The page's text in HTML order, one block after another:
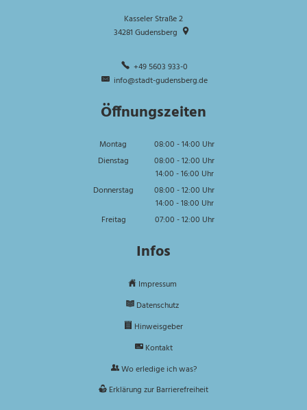
Kasseler Straße 2
34281 Gudensberg
+49 5603 933-0
info@stadt-gudensberg.de
Öffnungszeiten
Montag 08:00 -14:00 Uhr
Von 08:00 bis 14:00 Uhr
Dienstag 08:00 -12:00 Uhr
Von 08:00 bis 12:00 Uhr
14:00 -16:00 Uhr
Von 14:00 bis 16:00 Uhr
Donnerstag 08:00 -12:00 Uhr
Von 08:00 bis 12:00 Uhr
14:00 -18:00 Uhr
Von 14:00 bis 18:00 Uhr
Freitag 07:00 -12:00 Uhr
Infos
Impressum
Datenschutz
Hinweisgeber
Kontakt
Wo erledige ich was?
Erklärung zur Barrierefreiheit